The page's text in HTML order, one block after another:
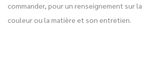
commander, pour un renseignement sur
couleur ou la matière et son entretien.